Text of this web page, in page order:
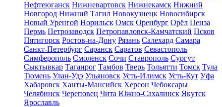
Нефтеюганск Нижневартовск Нижнекамск Нижний
Новгород Нижний Тагил Новокузнецк Новосибирск
Новый Уренгой Норильск Омск Оренбург Орёл Пенза
Пермь Петрозаводск Петропавловск-Камчатский Псков
Пятигорск Ростов-на-Дону Рязань Салехард Самара
Санкт-Петербург Саранск Саратов Севастополь
Симферополь Смоленск Сочи Ставрополь Сургут
Сыктывкар Таганрог Тамбов Тверь Тольятти Томск Тула
Тюмень Улан-Удэ Ульяновск Усть-Илимск Усть-Кут Уфа
Хабаровск Ханты-Мансийск Херсон Чебоксары
Челябинск Череповец Чита Южно-Сахалинск Якутск
Ярославль